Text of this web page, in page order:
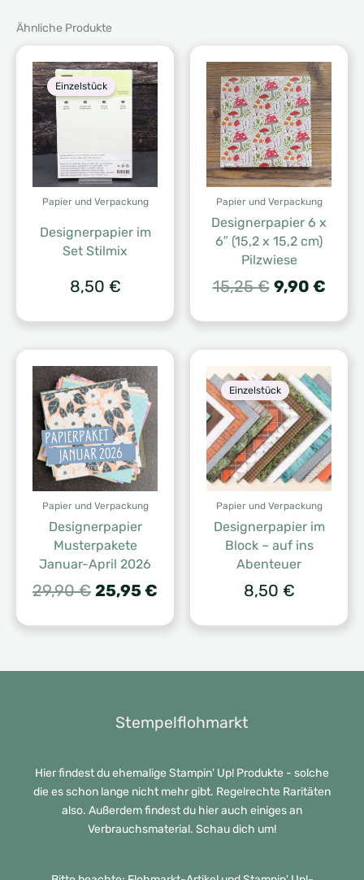
Ähnliche Produkte
Einzelstück
Papier und Verpackung
Designerpapier im
Set Stilmix
8,50 €
Papier und Verpackung
Designerpapier 6 x
6″ (15,2 x 15,2 cm)
Pilzwiese
15,25€
war:
15,25 €
9,90 €
ist:
9,90
Papier und Verpackung
Designerpapier
Musterpakete
Januar-April 2026
29,90€ Ursprünglicher
war:
25,95€
ist:
Einzelstück
Papier und Verpackung
Designerpapier im
Block – auf ins
Abenteuer
8,50 €
Stempelflohmarkt
Hier findest du ehemalige Stampin' Up! Produkte - solche
die es schon lange nicht mehr gibt. Regelrechte Raritäten
also. Außerdem findest du hier auch einiges an
Verbrauchsmaterial. Schau dich um!